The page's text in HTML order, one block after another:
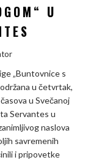
U
„Buntovnice s
u četvrtak,
u Svečanoj
Servantes u
naslova
savremenih
i pripovetke